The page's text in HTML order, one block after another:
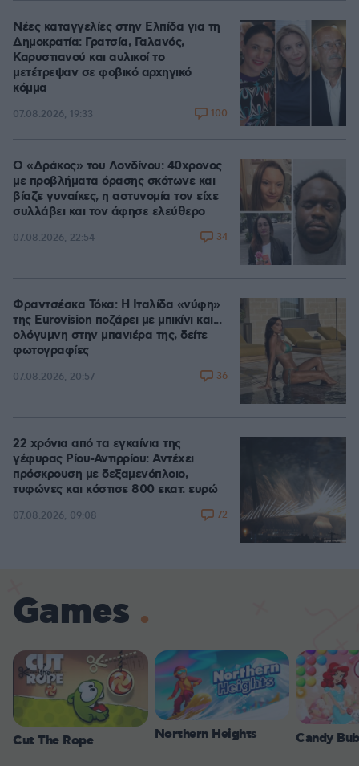
Νέες καταγγελίες στην Ελπίδα για τη
Δημοκρατία: Γρατσία, Γαλανός,
Καρυστιανού και αυλικοί το
μετέτρεψαν σε φοβικό αρχηγικό
κόμμα
07.08.2026, 19:33 100
Ο «Δράκος» του Λονδίνου: 40χρονος
με προβλήματα όρασης σκότωνε και
βίαζε γυναίκες, η αστυνομία τον είχε
συλλάβει και τον άφησε ελεύθερο
07.08.2026, 22:54 34
Φραντσέσκα Τόκα: Η Ιταλίδα «νύφη»
της Eurovision ποζάρει με μπικίνι και...
ολόγυμνη στην μπανιέρα της, δείτε
φωτογραφίες
07.08.2026, 20:57 36
22 χρόνια από τα εγκαίνια της
γέφυρας Ρίου-Αντιρρίου: Αντέχει
πρόσκρουση με δεξαμενόπλοιο,
τυφώνες και κόστισε 800 εκατ. ευρώ
07.08.2026, 09:08 72
Games
Cut The Rope Northern Heights Candy